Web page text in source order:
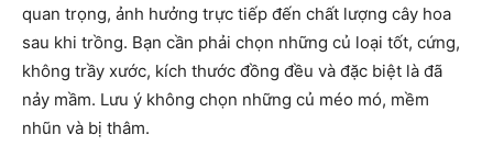
quan trọng, ảnh hưởng trực tiếp đến chất lượng cây hoa
sau khi trồng. Bạn cần phải chọn những củ loại tốt, cứng,
không trầy xước, kích thước đồng đều và đặc biệt là đã
nảy mầm. Lưu ý không chọn những củ méo mó, mềm
nhũn và bị thâm.